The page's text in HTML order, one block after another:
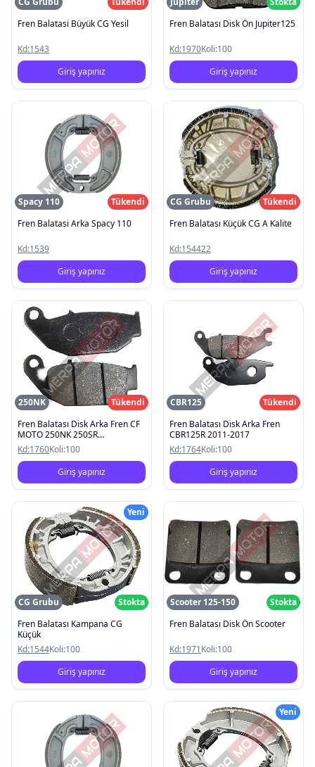
Fren Balatasi Büyük CG Yesil
Kd:1543
Giriş yapınız
Fren Balatası Disk Ön Jupiter125
Kd:1970Koli:100
Giriş yapınız
Spacy 110
Tükendi
Fren Balatasi Arka Spacy 110
Kd:1539
Giriş yapınız
CG Grubu
Tükendi
Fren Balatası Küçük CG A Kalite
Kd:154422
Giriş yapınız
250NK
Tükendi
Fren Balatası Disk Arka Fren CF
MOTO 250NK 250SR
2022/CBR125 2011-2017
Kd:1760Koli:100
Giriş yapınız
CBR125
Tükendi
Fren Balatası Disk Arka Fren
CBR125R 2011-2017
Kd:1764Koli:100
Giriş yapınız
Yeni
CG Grubu
Stokta
Fren Balatası Kampana CG
Küçük
Kd:1544Koli:100
Giriş yapınız
Scooter 125-150
Stokta
Fren Balatası Disk Ön Scooter
Kd:1971Koli:100
Giriş yapınız
Yeni